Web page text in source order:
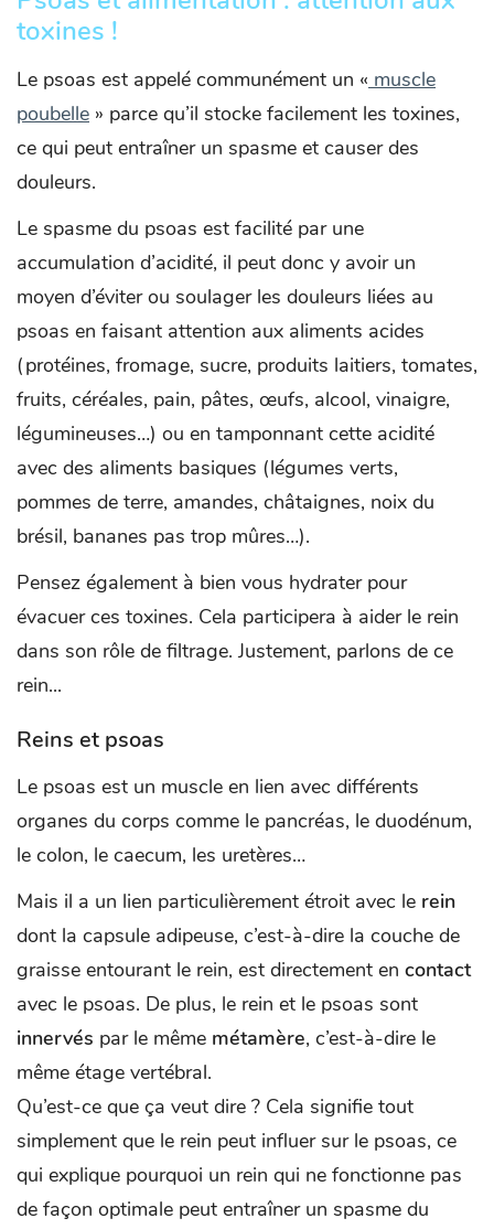
toxines !
Le psoas est appelé communément un « muscle
poubelle » parce qu’il stocke facilement les toxines,
ce qui peut entraîner un spasme et causer des
douleurs.
Le spasme du psoas est facilité par une
accumulation d’acidité, il peut donc y avoir un
moyen d’éviter ou soulager les douleurs liées au
psoas en faisant attention aux aliments acides
(protéines, fromage, sucre, produits laitiers, tomates,
fruits, céréales, pain, pâtes, œufs, alcool, vinaigre,
légumineuses…) ou en tamponnant cette acidité
avec des aliments basiques (légumes verts,
pommes de terre, amandes, châtaignes, noix du
brésil, bananes pas trop mûres…).
Pensez également à bien vous hydrater pour
évacuer ces toxines. Cela participera à aider le rein
dans son rôle de filtrage. Justement, parlons de ce
rein...
Reins et psoas
Le psoas est un muscle en lien avec différents
organes du corps comme le pancréas, le duodénum,
le colon, le caecum, les uretères…
Mais il a un lien particulièrement étroit avec le rein
dont la capsule adipeuse, c’est-à-dire la couche de
graisse entourant le rein, est directement en contact
avec le psoas. De plus, le rein et le psoas sont
innervés par le même métamère, c’est-à-dire le
même étage vertébral.
Qu’est-ce que ça veut dire ? Cela signifie tout
simplement que le rein peut influer sur le psoas, ce
qui explique pourquoi un rein qui ne fonctionne pas
de façon optimale peut entraîner un spasme du